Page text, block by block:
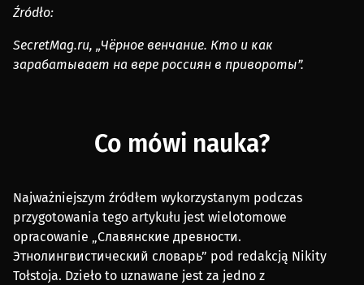
Źródło:
SecretMag.ru, „Чёрное венчание. Кто и как
зарабатывает на вере россиян в привороты”.
Co mówi nauka?
Najważniejszym źródłem wykorzystanym podczas
przygotowania tego artykułu jest wielotomowe
opracowanie „Славянские древности.
Этнолингвистический словарь” pod redakcją Nikity
Tołstoja. Dzieło to uznawane jest za jedno z